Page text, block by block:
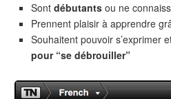
Sont débutants ou ne
Prennent plaisir à apprendre
Souhaitent pouvoir s’exprimer
pour “se débrouiller”